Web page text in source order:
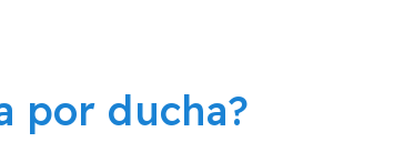
por ducha?